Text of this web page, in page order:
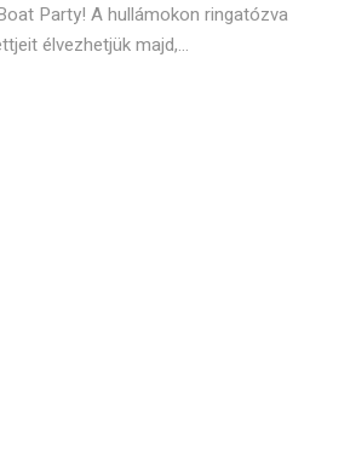
Party! A hullámokon ringatózva
élvezhetjük majd,...